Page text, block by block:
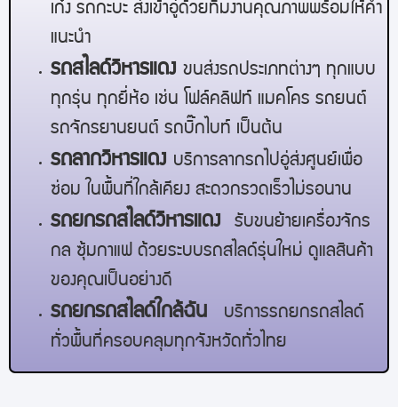
เก๋ง รถกะบะ ส่งเข้าอู่ด้วยทีมงานคุณภาพพร้อมให้คำ
แนะนำ
รถสไลด์วิหารแดง ขนส่งรถประเภทต่างๆ ทุกแบบ
ทุกรุ่น ทุกยี่ห้อ เช่น โฟล์คลิฟท์ แมคโคร รถยนต์
รถจักรยานยนต์ รถบิ๊กไบท์ เป็นต้น
รถลากวิหารแดง บริการลากรถไปอู่ส่งศูนย์เพื่อ
ซ่อม ในพื้นที่ใกล้เคียง สะดวกรวดเร็วไม่รอนาน
รถยกรถสไลด์วิหารแดง
รับขนย้ายเครื่องจักร
กล ซุ้มกาแฟ ด้วยระบบรถสไลด์รุ่นใหม่ ดูแลสินค้า
ของคุณเป็นอย่างดี
รถยกรถสไลด์ใกล้ฉัน
บริการรถยกรถสไลด์
ทั่วพื้นที่ครอบคลุมทุกจังหวัดทั่วไทย